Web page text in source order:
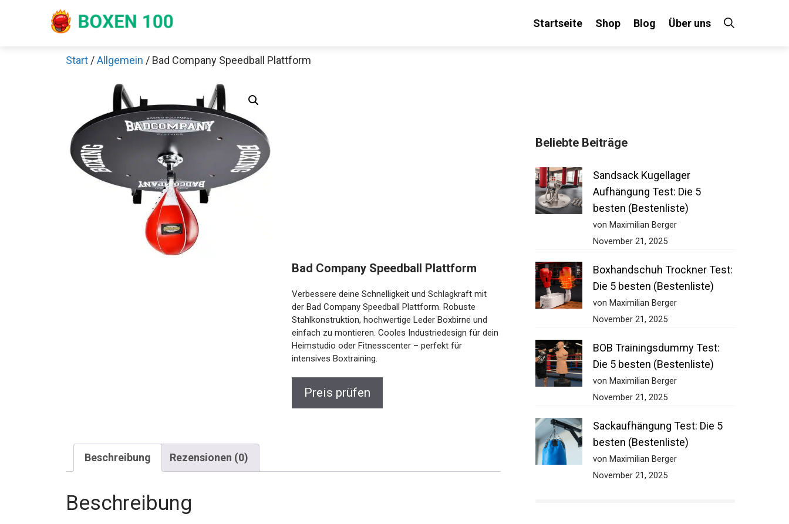
Startseite Shop Blog Über uns
Start /Allgemein / Bad Company Speedball Plattform
Bad Company Speedball Plattform
Verbessere deine Schnelligkeit und Schlagkraft mit
der Bad Company Speedball Plattform. Robuste
Stahlkonstruktion, hochwertige Leder Boxbirne und
einfach zu montieren. Cooles Industriedesign für
dein Heimstudio oder Fitnesscenter – perfekt für
intensives Boxtraining.
Preis prüfen
Beschreibung Rezensionen (0)
Beschreibung
Beliebte Beiträge
Sandsack Kugellager
Aufhängung Test: Die 5
besten (Bestenliste)
von Maximilian Berger
November 21, 2025
Boxhandschuh Trockner
Test: Die 5 besten
(Bestenliste)
von Maximilian Berger
BOB Trainingsdummy Test:
Die 5 besten (Bestenliste)
von Maximilian Berger
Sackaufhängung Test: Die 5
besten (Bestenliste)
von Maximilian Berger